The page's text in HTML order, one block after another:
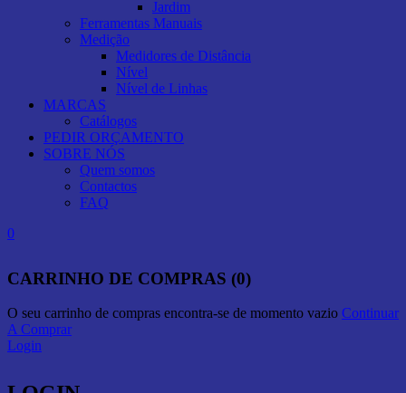
Jardim
Ferramentas Manuais
Medição
Medidores de Distância
Nível
Nível de Linhas
MARCAS
Catálogos
PEDIR ORÇAMENTO
SOBRE NÓS
Quem somos
Contactos
FAQ
0
CARRINHO DE COMPRAS (0)
O seu carrinho de compras encontra-se de momento vazio Continuar
A Comprar
Login